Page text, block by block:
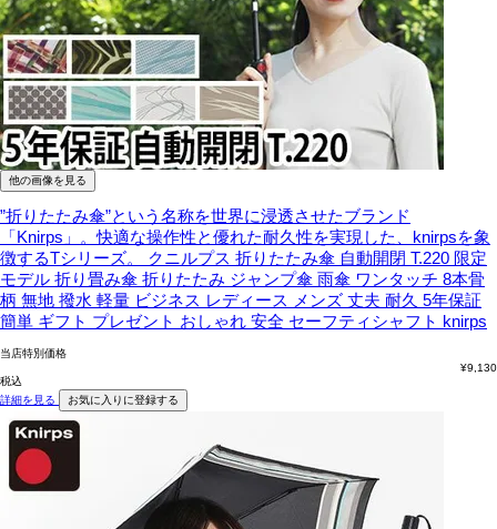
他の画像を見る
”折りたたみ傘”という名称を世界に浸透させたブランド
「Knirps」。快適な操作性と優れた耐久性を実現した、knirpsを象
徴するTシリーズ。
クニルプス 折りたたみ傘 自動開閉 T.220 限定
モデル 折り畳み傘 折りたたみ ジャンプ傘 雨傘 ワンタッチ 8本骨
柄 無地 撥水 軽量 ビジネス レディース メンズ 丈夫 耐久 5年保証
簡単 ギフト プレゼント おしゃれ 安全 セーフティシャフト knirps
当店特別価格
¥9,130
税込
詳細を見る
お気に入りに登録する